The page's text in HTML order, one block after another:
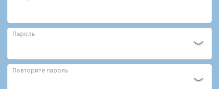
Пароль
Повторите пароль